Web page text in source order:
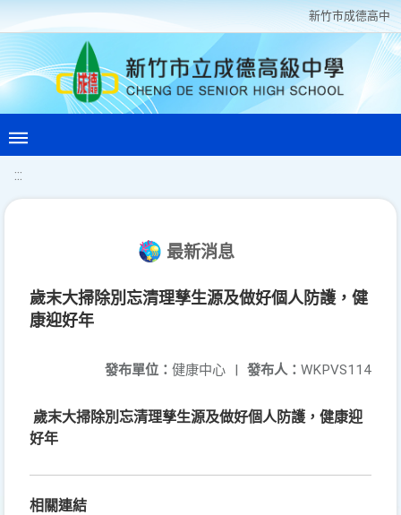
新竹巿成德高中
:::
最新消息
歲末大掃除別忘清理孳生源及做好個人防護，健
康迎好年
發布人： WKPVS114
發布單位： 健康中心 |
歲末大掃除別忘清理孳生源及做好個人防護，健康迎
好年
相關連結